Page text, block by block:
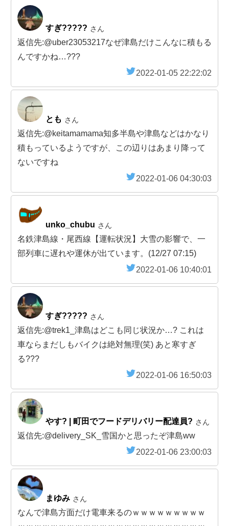
すぎ????? さん
返信先:@uber23053217なぜ津島だけこんなに積もる
んですかね…???
2022-01-05 22:22:02
とも さん
返信先:@keitamamama知多半島や津島などはかなり
積もっているようですが、この辺りはあまり降って
ないですね
2022-01-06 04:30:03
unko_chubu さん
名鉄津島線・尾西線【運転状況】大雪の影響で、一
部列車に遅れや運休が出ています。(12/27 07:15)
2022-01-06 10:40:01
すぎ????? さん
返信先:@trek1_津島はどこも同じ状況か…? これは
車ならまだしもバイクは絶対無理(笑) あと寒すぎ
る???
2022-01-06 16:50:03
やす? | 町田でフードデリバリー配達員? さん
返信先:@delivery_SK_雪国かと思ったぞ津島ww
2022-01-06 23:00:03
まゆみ さん
なんで津島方面だけ電車来るのｗｗｗｗｗｗｗｗｗ